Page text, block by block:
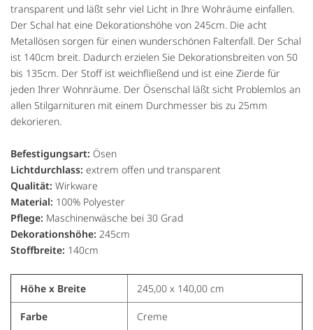
transparent und läßt sehr viel Licht in Ihre Wohräume einfallen.
Der Schal hat eine Dekorationshöhe von 245cm. Die acht
Metallösen sorgen für einen wunderschönen Faltenfall. Der Schal
ist 140cm breit. Dadurch erzielen Sie Dekorationsbreiten von 50
bis 135cm. Der Stoff ist weichfließend und ist eine Zierde für
jeden Ihrer Wohnräume. Der Ösenschal läßt sicht Problemlos an
allen Stilgarnituren mit einem Durchmesser bis zu 25mm
dekorieren.
Befestigungsart: Ösen
Lichtdurchlass: extrem offen und transparent
Qualität: Wirkware
Material: 100% Polyester
Pflege: Maschinenwäsche bei 30 Grad
Dekorationshöhe: 245cm
Stoffbreite: 140cm
Höhe x Breite 245,00 x 140,00 cm
Farbe Creme